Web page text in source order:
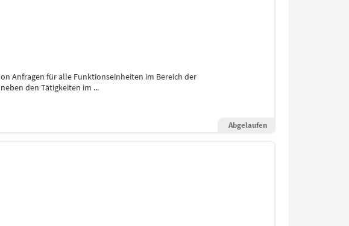
Anfragen für alle Funktionseinheiten im Bereich der
den Tätigkeiten im ...
Abgelaufen